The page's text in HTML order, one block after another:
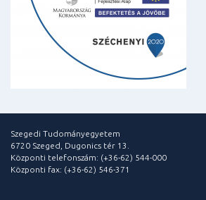
Szegedi Tudományegyetem
6720 Szeged, Dugonics tér 13.
Központi telefonszám: (+36-62) 544-000
Központi fax: (+36-62) 546-371